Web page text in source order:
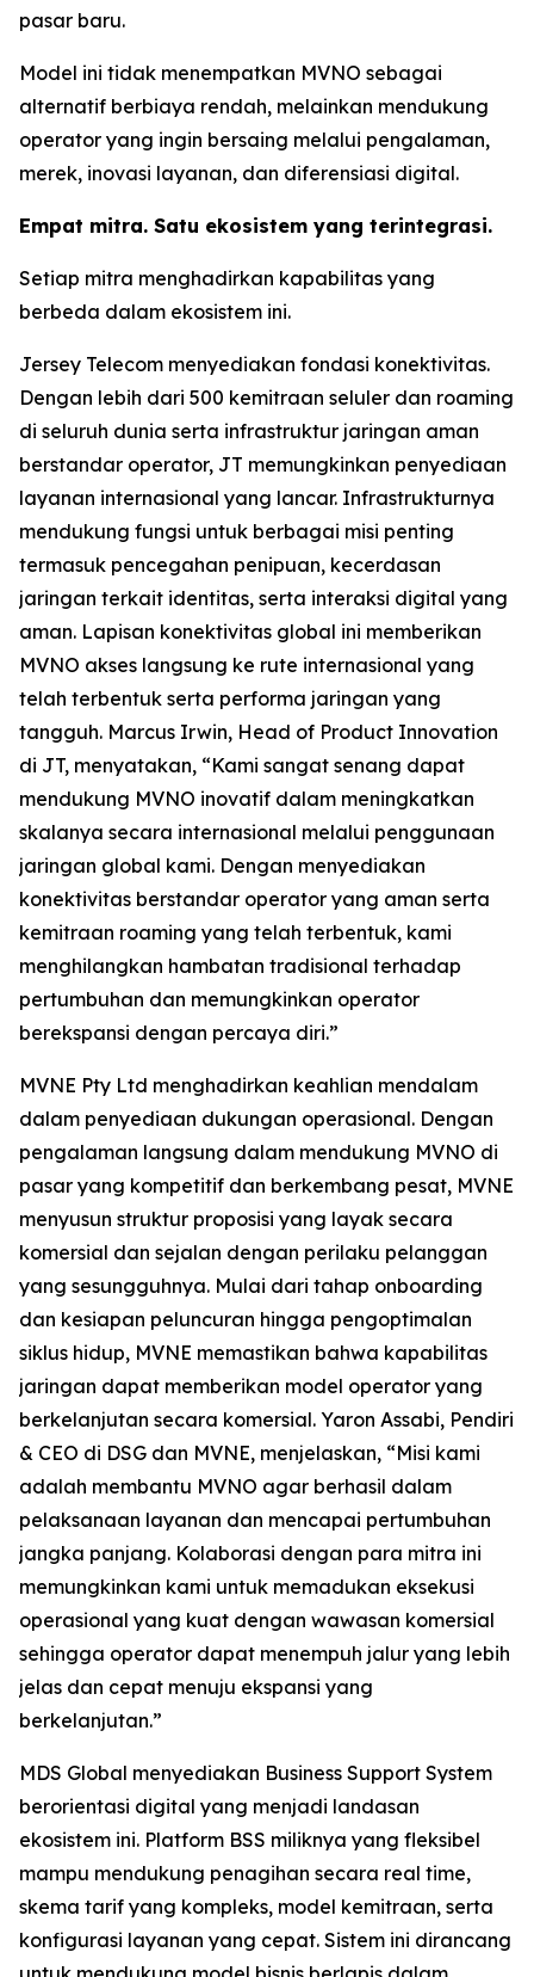
pasar baru.
Model ini tidak menempatkan MVNO sebagai
alternatif berbiaya rendah, melainkan mendukung
operator yang ingin bersaing melalui pengalaman,
merek, inovasi layanan, dan diferensiasi digital.
Empat mitra. Satu ekosistem yang terintegrasi.
Setiap mitra menghadirkan kapabilitas yang
berbeda dalam ekosistem ini.
Jersey Telecom menyediakan fondasi konektivitas.
Dengan lebih dari 500 kemitraan seluler dan roaming
di seluruh dunia serta infrastruktur jaringan aman
berstandar operator, JT memungkinkan penyediaan
layanan internasional yang lancar. Infrastrukturnya
mendukung fungsi untuk berbagai misi penting
termasuk pencegahan penipuan, kecerdasan
jaringan terkait identitas, serta interaksi digital yang
aman. Lapisan konektivitas global ini memberikan
MVNO akses langsung ke rute internasional yang
telah terbentuk serta performa jaringan yang
tangguh. Marcus Irwin, Head of Product Innovation
di JT, menyatakan, “Kami sangat senang dapat
mendukung MVNO inovatif dalam meningkatkan
skalanya secara internasional melalui penggunaan
jaringan global kami. Dengan menyediakan
konektivitas berstandar operator yang aman serta
kemitraan roaming yang telah terbentuk, kami
menghilangkan hambatan tradisional terhadap
pertumbuhan dan memungkinkan operator
berekspansi dengan percaya diri.”
MVNE Pty Ltd menghadirkan keahlian mendalam
dalam penyediaan dukungan operasional. Dengan
pengalaman langsung dalam mendukung MVNO di
pasar yang kompetitif dan berkembang pesat, MVNE
menyusun struktur proposisi yang layak secara
komersial dan sejalan dengan perilaku pelanggan
yang sesungguhnya. Mulai dari tahap onboarding
dan kesiapan peluncuran hingga pengoptimalan
siklus hidup, MVNE memastikan bahwa kapabilitas
jaringan dapat memberikan model operator yang
berkelanjutan secara komersial. Yaron Assabi, Pendiri
& CEO di DSG dan MVNE, menjelaskan, “Misi kami
adalah membantu MVNO agar berhasil dalam
pelaksanaan layanan dan mencapai pertumbuhan
jangka panjang. Kolaborasi dengan para mitra ini
memungkinkan kami untuk memadukan eksekusi
operasional yang kuat dengan wawasan komersial
sehingga operator dapat menempuh jalur yang lebih
jelas dan cepat menuju ekspansi yang
berkelanjutan.”
MDS Global menyediakan Business Support System
berorientasi digital yang menjadi landasan
ekosistem ini. Platform BSS miliknya yang fleksibel
mampu mendukung penagihan secara real time,
skema tarif yang kompleks, model kemitraan, serta
konfigurasi layanan yang cepat. Sistem ini dirancang